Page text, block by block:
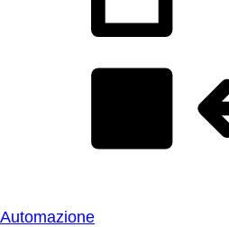
Automazione